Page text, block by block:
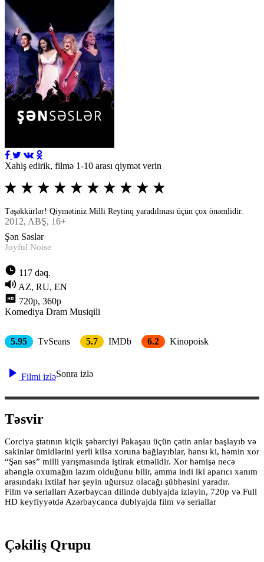
Xahiş edirik, filmə 1-10 arası qiymət verin
Təşəkkürlər! Qiymətiniz Milli Reytinq yaradılması üçün çox önəmlidir.
2012, ABŞ, 16+
Şən Səslər
Joyful Noise
117 dəq.
AZ, RU, EN
720p, 360p
Komediya Dram Musiqili
5.95 TvSeans 5.7 IMDb 6.2 Kinopoisk
Filmi izləSonra izlə
Təsvir
Corciya ştatının kiçik şəhərciyi Pakaşau üçün çətin anlar başlayıb və
sakinlər ümidlərini yerli kilsə xoruna bağlayıblar, hansı ki, həmin xor
“Şən səs” milli yarışmasında iştirak etməlidir. Xor həmişə necə
ahənglə oxumağın lazım olduğunu bilir, amma indi iki aparıcı xanım
arasındakı ixtilaf hər şeyin uğursuz olacağı şübhəsini yaradır.
Film və serialları Azərbaycan dilində dublyajda izləyin, 720p və Full
HD keyfiyyətdə Azərbaycanca dublyajda film və seriallar
Çəkiliş Qrupu